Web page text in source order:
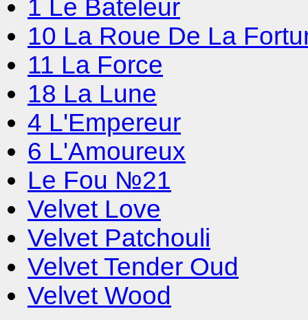
1 Le Bateleur
10 La Roue De La
11 La Force
18 La Lune
4 L'Empereur
6 L'Amoureux
Le Fou №21
Velvet Love
Velvet Patchouli
Velvet Tender Oud
Velvet Wood